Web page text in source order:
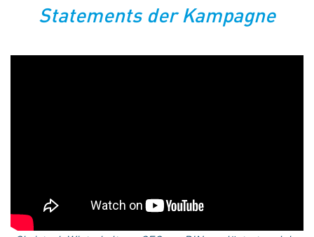
Statements der Kampagne